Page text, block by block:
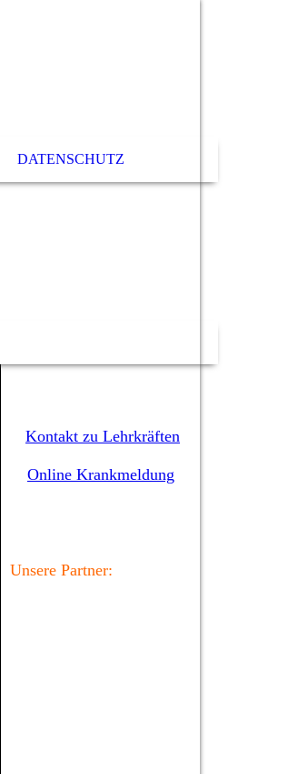
DATENSCHUTZ
Kontakt zu Lehrkräften
Online Krankmeldung
Unsere Partner: